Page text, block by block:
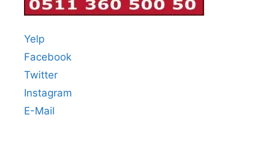
Yelp
Facebook
Twitter
Instagram
E-Mail